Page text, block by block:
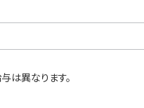
は異なります。